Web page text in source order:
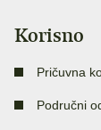
Korisno
Pričuvna
Područni